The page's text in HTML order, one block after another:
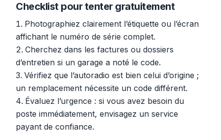
Checklist pour tenter gratuitement
Photographiez clairement l’étiquette ou l’écran
affichant le numéro de série complet.
Cherchez dans les factures ou dossiers
d’entretien si un garage a noté le code.
Vérifiez que l’autoradio est bien celui d’origine ;
un remplacement nécessite un code différent.
Évaluez l’urgence : si vous avez besoin du
poste immédiatement, envisagez un service
payant de confiance.